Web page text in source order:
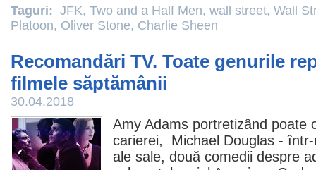
Taguri: JFK, Two and a Half Men, wall street, Wall
Platoon, Oliver Stone, Charlie Sheen
Recomandări TV. Toate genurile
filmele săptămânii
30.04.2018
Amy Adams portretizând poate
carierei, Michael Douglas - într-
ale sale, două comedii despre